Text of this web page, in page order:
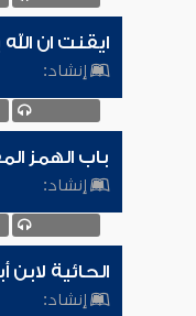
ايقنت ان
إنشاد:
باب الهمز
إنشاد:
الحائية
إنشاد: